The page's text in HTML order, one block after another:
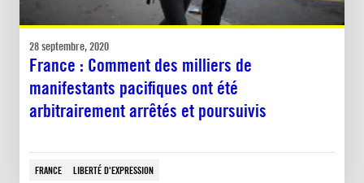
28 septembre, 2020
France : Comment des milliers de
manifestants pacifiques ont été
arbitrairement arrêtés et poursuivis
FRANCE LIBERTÉ D'EXPRESSION